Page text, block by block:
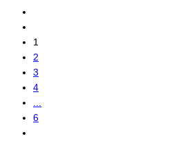
1
2
3
4
6